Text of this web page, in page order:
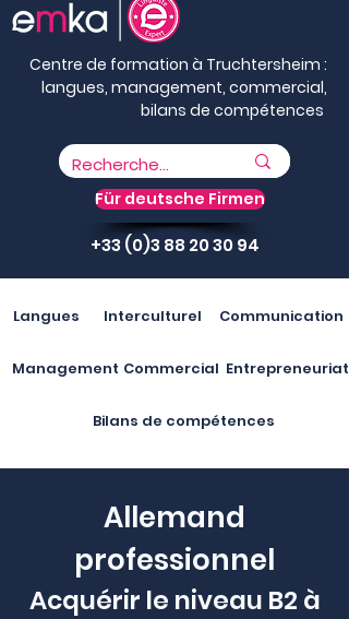
Langues Interculturel Communication
Management Commercial Entrepreneuriat
Bilans de compétences
Centre de formation à Truchtersheim :
langues, management, commercial,
bilans de compétences
Für deutsche Firmen
+33 (0)3 88 20 30 94
Allemand
professionnel
Acquérir le niveau B2 à